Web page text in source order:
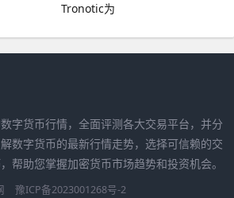
Tronotic为
字货币行情，全面评测各大交易平台，并分
数字货币的最新行情走势，选择可信赖的交
帮助您掌握加密货币市场趋势和投资机会。
豫ICP备2023001268号-2